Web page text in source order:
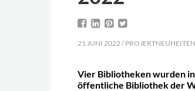
21 JUNI 2022 / PROJEKTNEUHEITEN
Vier Bibliotheken wurden
öffentliche Bibliothek der